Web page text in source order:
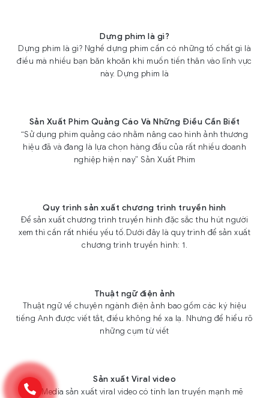
Dựng phim là gì?
Dựng phim là gì? Nghề dựng phim cần có những tố chất gì là
điều mà nhiều bạn băn khoăn khi muốn tiến thân vào lĩnh vực
này. Dựng phim là
Sản Xuất Phim Quảng Cáo Và Những Điều Cần Biết
“Sử dụng phim quảng cáo nhằm nâng cao hình ảnh thương
hiệu đã và đang là lựa chọn hàng đầu của rất nhiều doanh
nghiệp hiện nay” Sản Xuất Phim
Quy trình sản xuất chương trình truyền hình
Để sản xuất chương trình truyền hình đặc sắc thu hút người
xem thì cần rất nhiều yếu tố.Dưới đây là quy trình để sản xuất
chương trình truyền hình: 1.
Thuật ngữ điện ảnh
Thuật ngữ về chuyên ngành điện ảnh bao gồm các ký hiệu
tiếng Anh được viết tắt, điều không hề xa lạ. Nhưng để hiểu rõ
những cụm từ viết
Sản xuất Viral video
Xoo Media sản xuất viral video có tính lan truyền mạnh mẽ